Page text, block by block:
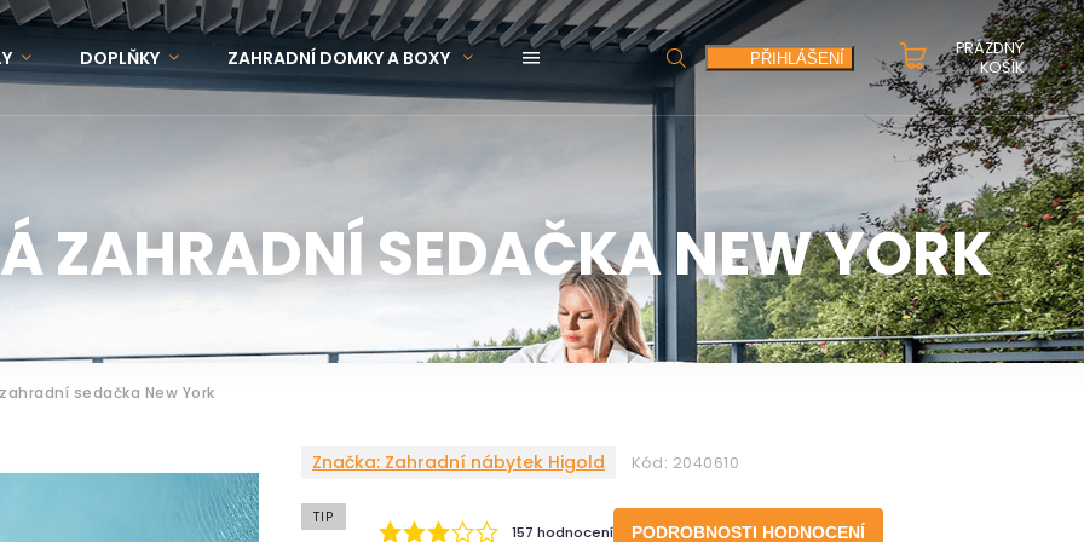
HLEDAT
PRÁZDNÝ
KOŠÍK
PŘIHLÁŠENÍ
DOPLŇKY ZAHRADNÍ DOMKY A BOXY
ZAHRADNÍ SEDAČKA NEW YORK
sedačka New York
Značka: Zahradní nábytek Higold Kód: 2040610
TIP
157 hodnocení
PODROBNOSTI HODNOCENÍ